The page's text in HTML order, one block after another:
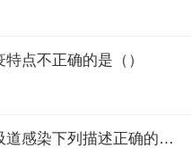
点不正确的是（）
[单选,A1型题] 有关急性上呼吸道感染下列描述正确的是（）